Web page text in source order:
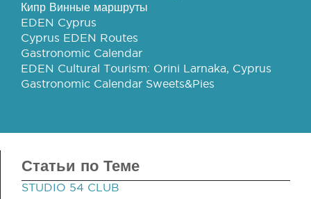
Кипр Винные маршруты
EDEN Cyprus
Cyprus EDEN Routes
Gastronomic Calendar
EDEN Cultural Tourism: Orini Larnaka, Cyprus
Gastronomic Calendar Sweets&Pies
Статьи по Теме
STUDIO 54 CLUB